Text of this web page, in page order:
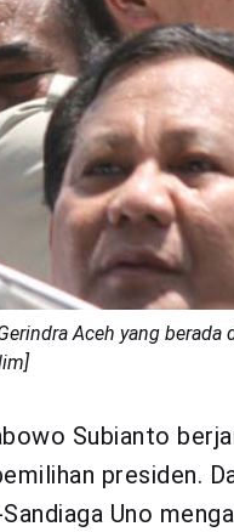
Aceh yang
Subianto
presiden.
Uno